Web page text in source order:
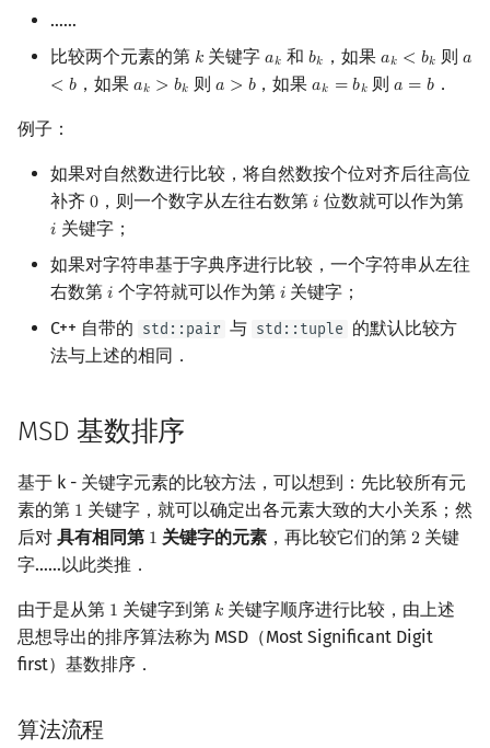
最小表示法
Main–Lorentz 算法
离散对数
数论分块
狄利克雷卷积
莫比乌斯反演
杜教筛
洲阁筛
类欧几里德算法
连分数
数值算法
杨氏矩阵
Berlekamp–Massey 算法
K-D Tree
析合树
PQ 树
手指树
霍夫曼树
二分图
图的着色
网络流
图的匹配
矩阵树定理
LGV 引理
最大团搜索算法
图上随机游走
空间优化简介
……
比较两个元素的第 𝑘
k 关键字𝑎𝑘
ak 和 𝑏𝑘
bk ，如果𝑎𝑘 < 𝑏𝑘
ak <b k 则𝑎
< 𝑏
a
，如果 𝑎𝑘 > 𝑏𝑘
ak >b k 则 𝑎 > 𝑏
a >b ，如果𝑎𝑘 = 𝑏𝑘
ak =b k 则𝑎 = 𝑏
a =b ．
例子：
如果对自然数进行比较，将自然数按个位对齐后往高位
补齐 0
0 ，则一个数字从左往右数第 𝑖
i 位数就可以作为第
𝑖
i 关键字；
如果对字符串基于字典序进行比较，一个字符串从左往
右数第 𝑖
i 个字符就可以作为第 𝑖
i 关键字；
C++ 自带的 std::pair 与 std::tuple 的默认比较方
法与上述的相同．
MSD 基数排序
基于 k - 关键字元素的比较方法，可以想到：先比较所有元
素的第 1
1 关键字，就可以确定出各元素大致的大小关系；然
后对 具有相同第 1
1 关键字的元素 ，再比较它们的第 2
2 关键
字……以此类推．
由于是从第 1
1 关键字到第 𝑘
k 关键字顺序进行比较，由上述
思想导出的排序算法称为 MSD（Most Significant Digit
first）基数排序．
算法流程